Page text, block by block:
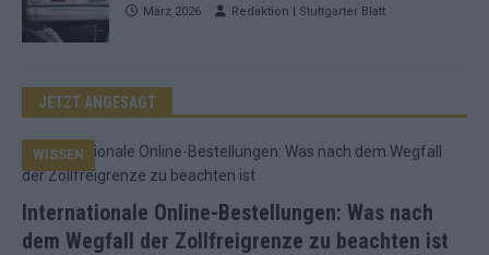
März 2026 Redaktion | Stuttgarter Blatt
JETZT ANGESAGT
Internationale Online-Bestellungen: Was nach
dem Wegfall der Zollfreigrenze zu beachten ist
WISSEN